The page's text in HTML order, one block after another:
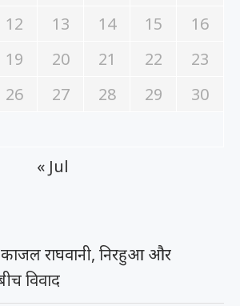
12 13 14 15
16
19 20 21 22
23
26 27 28 29
30
« Jul
राघवानी, निरहुआ और
विवाद